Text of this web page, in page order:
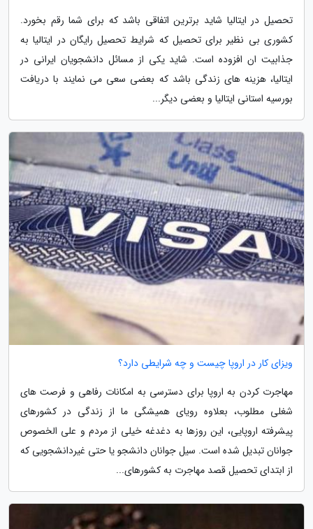
تحصیل در ایتالیا شاید برترین اتفاقی باشد که برای شما رقم بخورد.
کشوری بی نظیر برای تحصیل که شرایط تحصیل رایگان در ایتالیا به
جذابیت ان افزوده است. شاید یکی از مسائل دانشجویان ایرانی در
ایتالیا، هزینه های زندگی باشد که بعضی سعی می نمایند با دریافت
بورسیه استانی ایتالیا و بعضی دیگر...
ویزای کار در اروپا چیست و چه شرایطی دارد؟
مهاجرت کردن به اروپا برای دسترسی به امکانات رفاهی و فرصت های
شغلی مطلوب، بعلاوه رویای همیشگی ما از زندگی در کشورهای
پیشرفته اروپایی، این روزها به دغدغه خیلی از مردم و علی الخصوص
جوانان تبدیل شده است. سیل جوانان دانشجو یا حتی غیردانشجویی که
از ابتدای تحصیل قصد مهاجرت به کشورهای...